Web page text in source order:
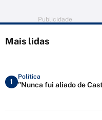
Publicidade
Mais lidas
1
Política
"Nunca fui aliado de